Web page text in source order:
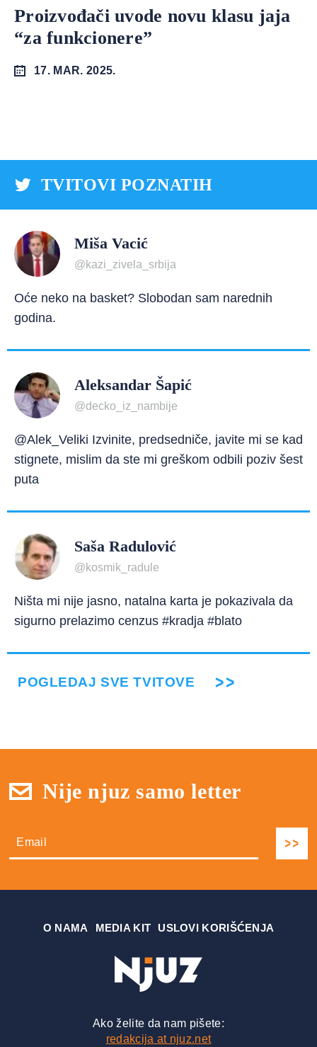
Proizvođači uvode novu klasu jaja
“za funkcionere”
17. MAR. 2025.
TVITOVI POZNATIH
Miša Vacić
@kazi_zivela_srbija
Oće neko na basket? Slobodan sam narednih
godina.
Aleksandar Šapić
@decko_iz_nambije
@Alek_Veliki Izvinite, predsedniče, javite mi se kad
stignete, mislim da ste mi greškom odbili poziv šest
puta
Saša Radulović
@kosmik_radule
Ništa mi nije jasno, natalna karta je pokazivala da
sigurno prelazimo cenzus #kradja #blato
POGLEDAJ SVE TVITOVE
Nije njuz samo letter
О NAMA MEDIA KIT USLOVI KORIŠĆENJA
Ako želite da nam pišete:
redakcija at njuz.net